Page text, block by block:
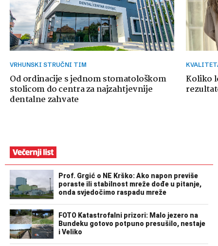
VRHUNSKI STRUČNI TIM
Od ordinacije s jednom stomatološkom
stolicom do centra za najzahtjevnije
dentalne zahvate
Koliko